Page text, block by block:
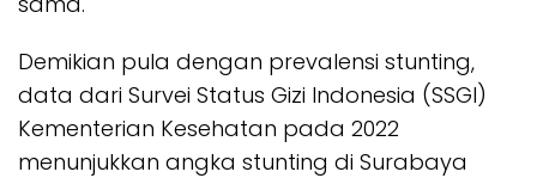
Demikian pula dengan prevalensi stunting,
data dari Survei Status Gizi Indonesia (SSGI)
Kementerian Kesehatan pada 2022
menunjukkan angka stunting di Surabaya